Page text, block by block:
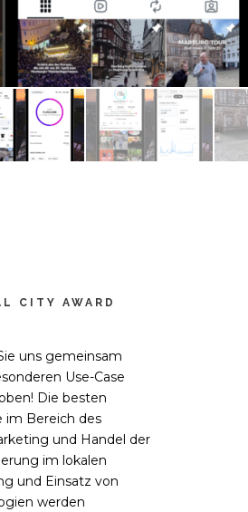
CITY AWARD
uns gemeinsam
Use-Case
Die besten
im Bereich des
und Handel der
im lokalen
und Einsatz von
werden